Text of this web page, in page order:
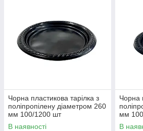
Чорна пластикова тарілка з
поліпропілену діаметром 260
мм 100/1200 шт
В наявності
Чорна
мм
В